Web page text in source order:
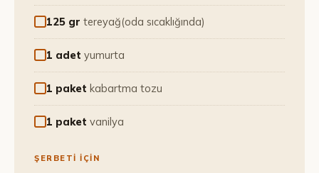
125 gr tereyağ(oda sıcaklığında)
1 adet yumurta
1 paket kabartma tozu
1 paket vanilya
ŞERBETI IÇIN